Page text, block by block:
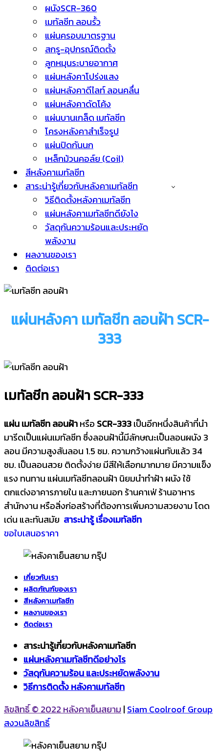
ผนังSCR-360
เมทัลชีท ลอนรั้ว
แผ่นครอบมาตรฐาน
สกรู-อุปกรณ์ติดตั้ง
ลูกหมุนระบายอากาศ
แผ่นหลังคาโปร่งแสง
แผ่นหลังคาดีไลท์ ลอนคลื่น
แผ่นหลังคาดัดโค้ง
แผ่นบานเกล็ด เมทัลชีท
โครงหลังคาสำเร็จรูป
แผ่นปิดกันนก
เหล็กม้วนคอล์ย (Coil)
สีหลังคาเมทัลชีท
สาระน่ารู้เกี่ยวกับหลังคาเมทัลชีท
วิธีติดตั้งหลังคาเมทัลชีท
แผ่นหลังคาเมทัลชีทดียังไง
วัสดุกันความร้อนและประหยัด
พลังงาน
ผลงานของเรา
ติดต่อเรา
แผ่นหลังคา เมทัลชีท ลอนฝ้า SCR-
333
เมทัลชีท ลอนฝ้า SCR-333
แผ่น เมทัลชีท ลอนฝ้าหรือ SCR-333เป็นอีกหนึ่งสินค้าที่นำ
มารีดเป็นแผ่นเมทัลชีท ซึ่งลอนฝ้านี้มีลักษณะเป็นลอนผนัง 3
ลอน มีความสูงสันลอน 1.5 ซม. ความกว้างแผ่นทับแล้ว 34
ซม. เป็นลอนสวย ติดตั้งง่าย มีสีให้เลือกมากมาย มีความแข็ง
แรง ทนทาน แผ่นเมทัลชีทลอนฝ้า นิยมนำทำฝ้า ผนัง ใช้
ตกแต่งอาคารภายใน และภายนอก ร้านคาเฟ่ ร้านอาหาร
สำนักงาน หรือสิ่งก่อสร้างที่ต้องการเพิ่มความสวยงาม โดด
เด่น และทันสมัย สาระน่ารู้ เรื่องเมทัลชีท
ขอใบเสนอราคา
เกี่ยวกับเรา
ผลิตภัณฑ์ของเรา
สีหลังคาเมทัลชีท
ผลงานของเรา
ติดต่อเรา
สาระน่ารู้เกี่ยวกับหลังคาเมทัลชีท
แผ่นหลังคาเมทัลชีทดีอย่างไร
วัสดุกันความร้อน และประหยัดพลังงาน
วิธีการติดตั้ง หลังคาเมทัลชีท
ลิขสิทธิ์ © 2022 หลังคาเย็นสยาม | Siam Coolroof Group
สงวนลิขสิทธิ์